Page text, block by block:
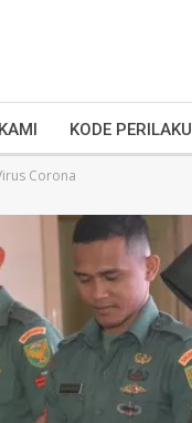
KODE PERILAKU
Corona